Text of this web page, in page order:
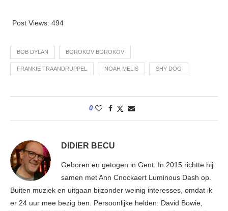
Post Views: 494
BOB DYLAN BOROKOV BOROKOV
FRANKIE TRAANDRUPPEL NOAH MELIS SHY DOG
0
DIDIER BECU
Geboren en getogen in Gent. In 2015 richtte hij
samen met Ann Cnockaert Luminous Dash op.
Buiten muziek en uitgaan bijzonder weinig interesses, omdat ik
er 24 uur mee bezig ben. Persoonlijke helden: David Bowie,